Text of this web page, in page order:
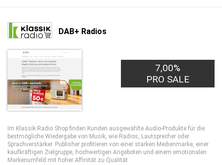
DAB+ Radios
7,00%
PRO SALE
Im Klassik Radio Shop finden Kunden ausgewählte Audio-Produkte für die
bestmögliche Wiedergabe von Musik, wie Radios, Lautsprecher oder
Sprachverstärker. Publisher profitieren von einer starken Medienmarke, einer
kaufkräftigen Zielgruppe, hochwertigen Angeboten und einem emotionalen
Markenumfeld mit hoher Affinität zu Qualität.